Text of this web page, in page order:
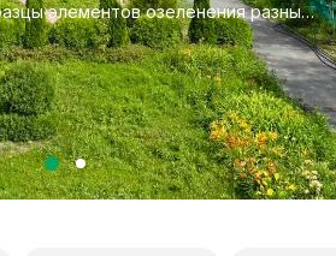
Посмотреть услугу